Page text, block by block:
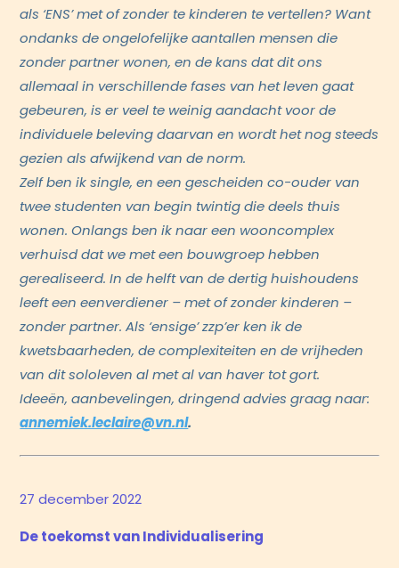
als ‘ENS’ met of zonder te kinderen te vertellen? Want
ondanks de ongelofelijke aantallen mensen die
zonder partner wonen, en de kans dat dit ons
allemaal in verschillende fases van het leven gaat
gebeuren, is er veel te weinig aandacht voor de
individuele beleving daarvan en wordt het nog steeds
gezien als afwijkend van de norm.
Zelf ben ik single, en een gescheiden co-ouder van
twee studenten van begin twintig die deels thuis
wonen.Onlangs ben ik naar een wooncomplex
verhuisd dat we met een bouwgroep hebben
gerealiseerd. In de helft van de dertig huishoudens
leeft een eenverdiener – met of zonder kinderen –
zonder partner.Als ‘ensige’ zzp’er ken ik de
kwetsbaarheden, de complexiteiten en de vrijheden
van dit sololeven al met al van haver tot gort.
Ideeën, aanbevelingen, dringend advies graag naar:
annemiek.leclaire@vn.nl.
27 december 2022
De toekomst van Individualisering